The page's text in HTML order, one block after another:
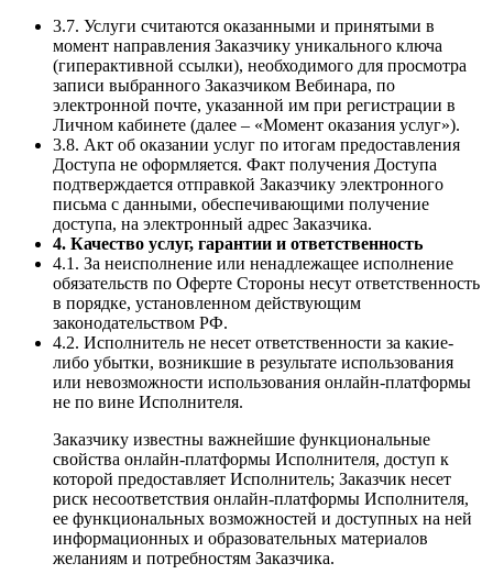
3.7. Услуги считаются оказанными и принятыми в
момент направления Заказчику уникального ключа
(гиперактивной ссылки), необходимого для просмотра
записи выбранного Заказчиком Вебинара, по
электронной почте, указанной им при регистрации в
Личном кабинете (далее – «Момент оказания услуг»).
3.8. Акт об оказании услуг по итогам предоставления
Доступа не оформляется. Факт получения Доступа
подтверждается отправкой Заказчику электронного
письма с данными, обеспечивающими получение
доступа, на электронный адрес Заказчика.
4. Качество услуг, гарантии и ответственность
4.1. За неисполнение или ненадлежащее исполнение
обязательств по Оферте Стороны несут ответственность
в порядке, установленном действующим
законодательством РФ.
4.2. Исполнитель не несет ответственности за какие-
либо убытки, возникшие в результате использования
или невозможности использования онлайн-платформы
не по вине Исполнителя.
Заказчику известны важнейшие функциональные
свойства онлайн-платформы Исполнителя, доступ к
которой предоставляет Исполнитель; Заказчик несет
риск несоответствия онлайн-платформы Исполнителя,
ее функциональных возможностей и доступных на ней
информационных и образовательных материалов
желаниям и потребностям Заказчика.